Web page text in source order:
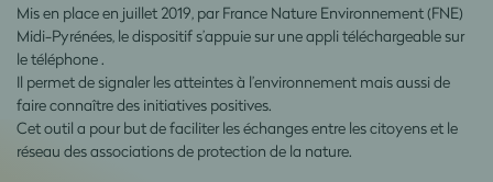
Mis en place en juillet 2019, par France Nature Environnement (FNE)
Midi-Pyrénées, le dispositif s’appuie sur une appli téléchargeable sur
le téléphone .
Il permet de signaler les atteintes à l’environnement mais aussi de
faire connaître des initiatives positives.
Cet outil a pour but de faciliter les échanges entre les citoyens et le
réseau des associations de protection de la nature.